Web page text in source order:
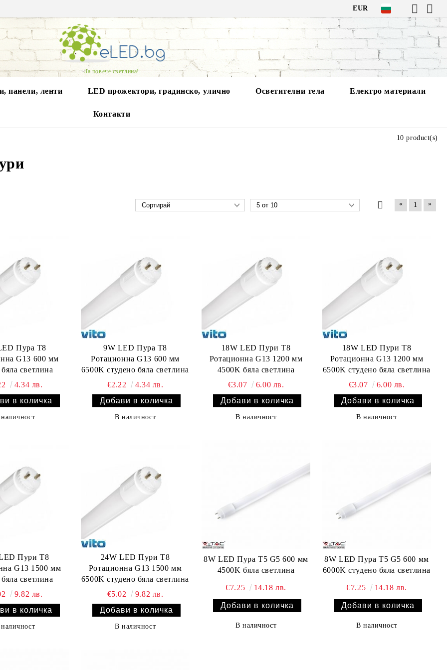
EUR
За повече светлина!
панели, ленти LED прожектори, градинско, улично Осветителни тела Електро материали
Контакти
10 product(s)
« 1 »
Пура T8
G13 600 мм
светлина
4.34 лв.
9W LED Пура T8
Ротационна G13 600 мм
6500K студено бяла светлина
€2.22
4.34 лв.
В наличност
18W LED Пури T8
Ротационна G13 1200 мм
4500K бяла светлина
€3.07
6.00 лв.
В наличност
18W LED Пури T8
Ротационна G13 1200 мм
6500K студено бяла светлина
€3.07
6.00 лв.
В наличност
Пури T8
G13 1500 мм
светлина
9.82 лв.
24W LED Пури T8
Ротационна G13 1500 мм
6500K студено бяла светлина
€5.02
9.82 лв.
В наличност
8W LED Пура T5 G5 600 мм
4500K бяла светлина
€7.25 14.18 лв.
В наличност
8W LED Пура T5 G5 600 мм
6000K студено бяла светлина
€7.25 14.18 лв.
В наличност